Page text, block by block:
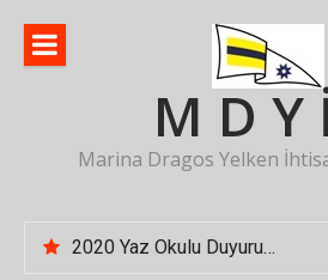
M D Y
Marina Dragos Yelken
2020 Yaz Okulu Duyurusu